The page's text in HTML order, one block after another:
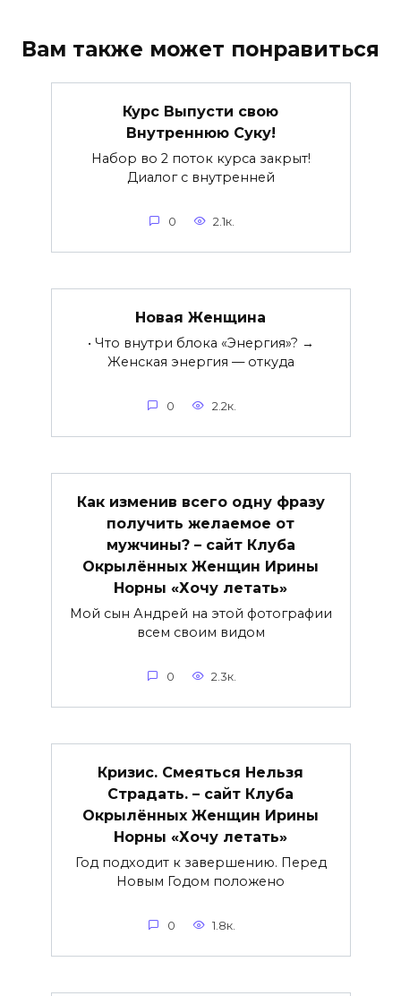
Вам также может понравиться
Курс Выпусти свою
Внутреннюю Суку!
Набор во 2 поток курса закрыт!
Диалог с внутренней
0 2.1к.
Новая Женщина
• Что внутри блока «Энергия»? →
Женская энергия — откуда
0 2.2к.
Как изменив всего одну фразу
получить желаемое от
мужчины? – сайт Клуба
Окрылённых Женщин Ирины
Норны «Хочу летать»
Мой сын Андрей на этой фотографии
всем своим видом
0 2.3к.
Кризис. Смеяться Нельзя
Страдать. – сайт Клуба
Окрылённых Женщин Ирины
Норны «Хочу летать»
Год подходит к завершению. Перед
Новым Годом положено
0 1.8к.